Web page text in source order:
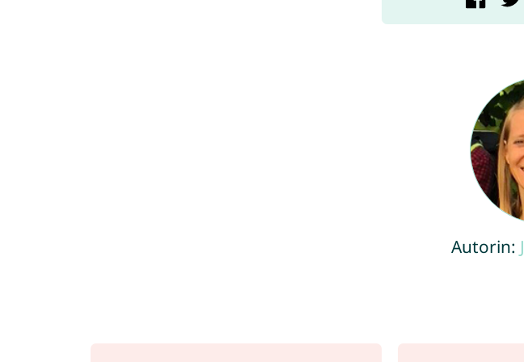
Autorin: